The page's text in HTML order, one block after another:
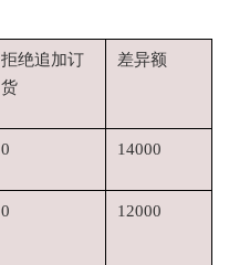
拒绝追加订
货
差异额
0 14000
0 12000